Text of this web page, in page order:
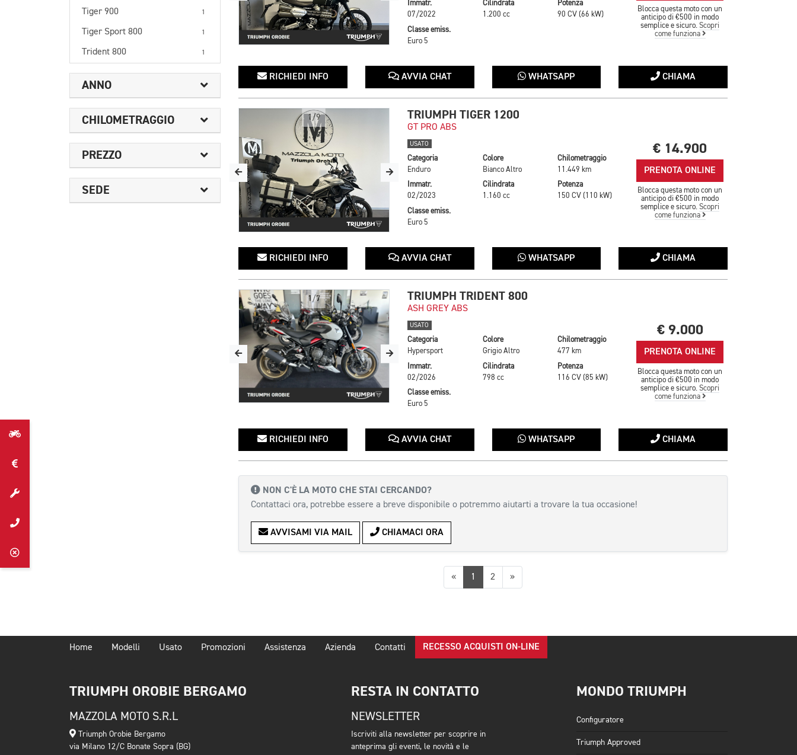
Tiger 900 1
Tiger Sport 800 1
Trident 800 1
ANNO
CHILOMETRAGGIO
PREZZO
SEDE
Immatr.
07/2022
Cilindrata
1.200 cc
Potenza
90 CV (66 kW)
Classe emiss.
Euro 5
Blocca questa moto con un
anticipo di €500 in modo
semplice e sicuro.Scopri
come funziona
RICHIEDI INFO AVVIA CHAT WHATSAPP CHIAMA
1/9 TRIUMPH TIGER 1200
GT PRO ABS
USATO
Categoria
Enduro
Colore
Bianco Altro
Chilometraggio
11.449 km
Immatr.
02/2023
Cilindrata
1.160 cc
Potenza
150 CV (110 kW)
Classe emiss.
Euro 5
€ 14.900
PRENOTA ONLINE
Blocca questa moto con un
anticipo di €500 in modo
semplice e sicuro.Scopri
come funziona
RICHIEDI INFO AVVIA CHAT WHATSAPP CHIAMA
1/7 TRIUMPH TRIDENT 800
ASH GREY ABS
USATO
Categoria
Hypersport
Colore
Grigio Altro
Chilometraggio
477 km
Immatr.
02/2026
Cilindrata
798 cc
Potenza
116 CV (85 kW)
Classe emiss.
Euro 5
€ 9.000
PRENOTA ONLINE
Blocca questa moto con un
anticipo di €500 in modo
semplice e sicuro.Scopri
come funziona
RICHIEDI INFO AVVIA CHAT WHATSAPP CHIAMA
NON C'È LA MOTO CHE STAI CERCANDO?
Contattaci ora, potrebbe essere a breve disponibile o potremmo aiutarti a trovare la tua occasione!
AVVISAMI VIA MAIL CHIAMACI ORA
«Precedente
1 2 »Successiva
Home Modelli Usato Promozioni Assistenza Azienda Contatti RECESSO ACQUISTI ON-LINE
TRIUMPH OROBIE BERGAMO
MAZZOLA MOTO S.R.L
Triumph Orobie Bergamo
via Milano 12/C Bonate Sopra (BG)
RESTA IN CONTATTO
NEWSLETTER
Iscriviti alla newsletter per scoprire in
anteprima gli eventi, le novità e le
MONDO TRIUMPH
Configuratore
Triumph Approved